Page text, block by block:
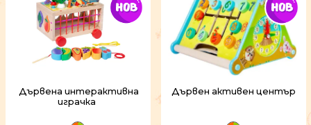
Дървена интерактивна
играчка
Дървен активен център